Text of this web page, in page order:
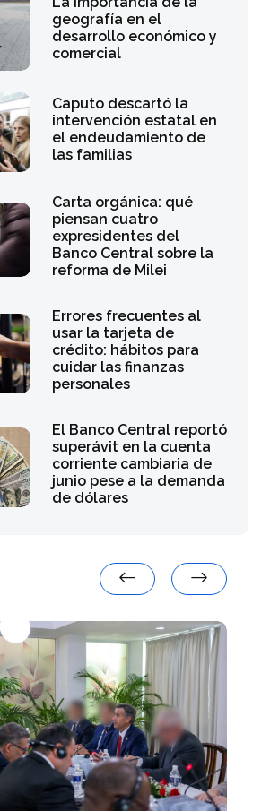
geografía en el
desarrollo económico y
comercial
Caputo descartó la
intervención estatal en
el endeudamiento de
las familias
Carta orgánica: qué
piensan cuatro
expresidentes del
Banco Central sobre la
reforma de Milei
Errores frecuentes al
usar la tarjeta de
crédito: hábitos para
cuidar las finanzas
personales
El Banco Central reportó
superávit en la cuenta
corriente cambiaria de
junio pese a la demanda
de dólares